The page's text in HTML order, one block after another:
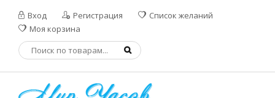
Вход Регистрация
Список желаний
Моя корзина